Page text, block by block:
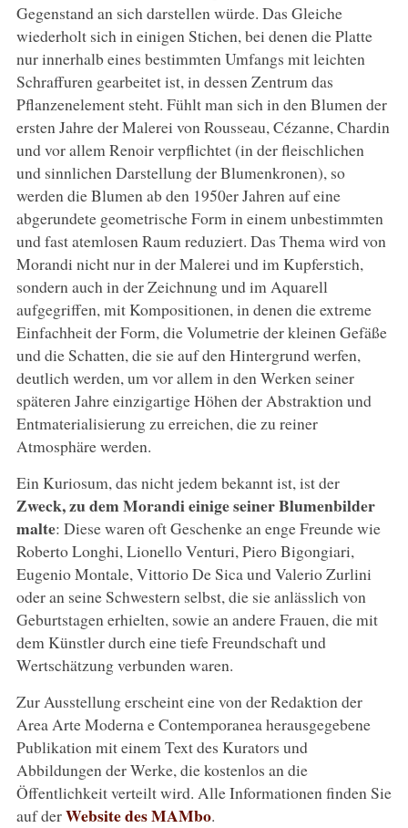
Gegenstand an sich darstellen würde. Das Gleiche
wiederholt sich in einigen Stichen, bei denen die Platte
nur innerhalb eines bestimmten Umfangs mit leichten
Schraffuren gearbeitet ist, in dessen Zentrum das
Pflanzenelement steht. Fühlt man sich in den Blumen der
ersten Jahre der Malerei von Rousseau, Cézanne, Chardin
und vor allem Renoir verpflichtet (in der fleischlichen
und sinnlichen Darstellung der Blumenkronen), so
werden die Blumen ab den 1950er Jahren auf eine
abgerundete geometrische Form in einem unbestimmten
und fast atemlosen Raum reduziert. Das Thema wird von
Morandi nicht nur in der Malerei und im Kupferstich,
sondern auch in der Zeichnung und im Aquarell
aufgegriffen, mit Kompositionen, in denen die extreme
Einfachheit der Form, die Volumetrie der kleinen Gefäße
und die Schatten, die sie auf den Hintergrund werfen,
deutlich werden, um vor allem in den Werken seiner
späteren Jahre einzigartige Höhen der Abstraktion und
Entmaterialisierung zu erreichen, die zu reiner
Atmosphäre werden.
Ein Kuriosum, das nicht jedem bekannt ist, ist der
Zweck, zu dem Morandi einige seiner Blumenbilder
malte: Diese waren oft Geschenke an enge Freunde wie
Roberto Longhi, Lionello Venturi, Piero Bigongiari,
Eugenio Montale, Vittorio De Sica und Valerio Zurlini
oder an seine Schwestern selbst, die sie anlässlich von
Geburtstagen erhielten, sowie an andere Frauen, die mit
dem Künstler durch eine tiefe Freundschaft und
Wertschätzung verbunden waren.
Zur Ausstellung erscheint eine von der Redaktion der
Area Arte Moderna e Contemporanea herausgegebene
Publikation mit einem Text des Kurators und
Abbildungen der Werke, die kostenlos an die
Öffentlichkeit verteilt wird. Alle Informationen finden Sie
auf derWebsite des MAMbo.